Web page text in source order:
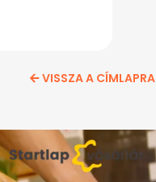
VISSZA A CÍMLAPRA